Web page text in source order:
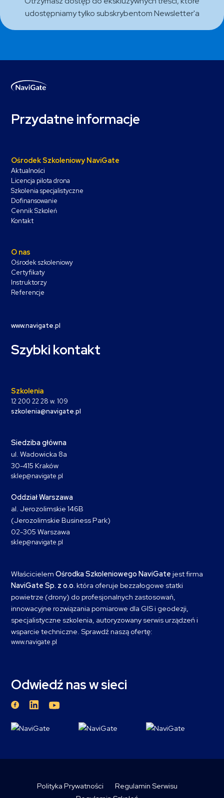
udostępniamy tylko subskrybentom Newsletter'a
Przydatne informacje
Ośrodek Szkoleniowy NaviGate
Aktualności
Licencja pilota drona
Szkolenia specjalistyczne
Dofinansowanie
Cennik Szkoleń
Kontakt
O nas
Ośrodek szkoleniowy
Certyfikaty
Instruktorzy
Referencje
www.navigate.pl
Szybki kontakt
Szkolenia
12 200 22 28 w. 109
szkolenia@navigate.pl
Siedziba główna
ul. Wadowicka 8a
30-415 Kraków
sklep@navigate.pl
Oddział Warszawa
al. Jerozolimskie 146B
(Jerozolimskie Business Park)
02-305 Warszawa
sklep@navigate.pl
Właścicielem Ośrodka Szkoleniowego NaviGate jest firma
NaviGate Sp. z o.o. która oferuje bezzałogowe statki
powietrze (drony) do profesjonalnych zastosowań,
innowacyjne rozwiązania pomiarowe dla GIS i geodezji,
specjalistyczne szkolenia, autoryzowany serwis urządzeń i
wsparcie techniczne. Sprawdź naszą ofertę:
www.navigate.pl
Odwiedź nas w sieci
Polityka Prywatności
Regulamin Serwisu